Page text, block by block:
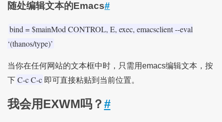
随处编辑文本的Emacs#
bind = $mainMod CONTROL, E, exec, emacsclient --eval
‘(thanos/type)’
当你在任何网站的文本框中时，只需用emacs编辑文本，按
下 C-c C-c 即可直接粘贴到当前位置。
我会用EXWM吗？#